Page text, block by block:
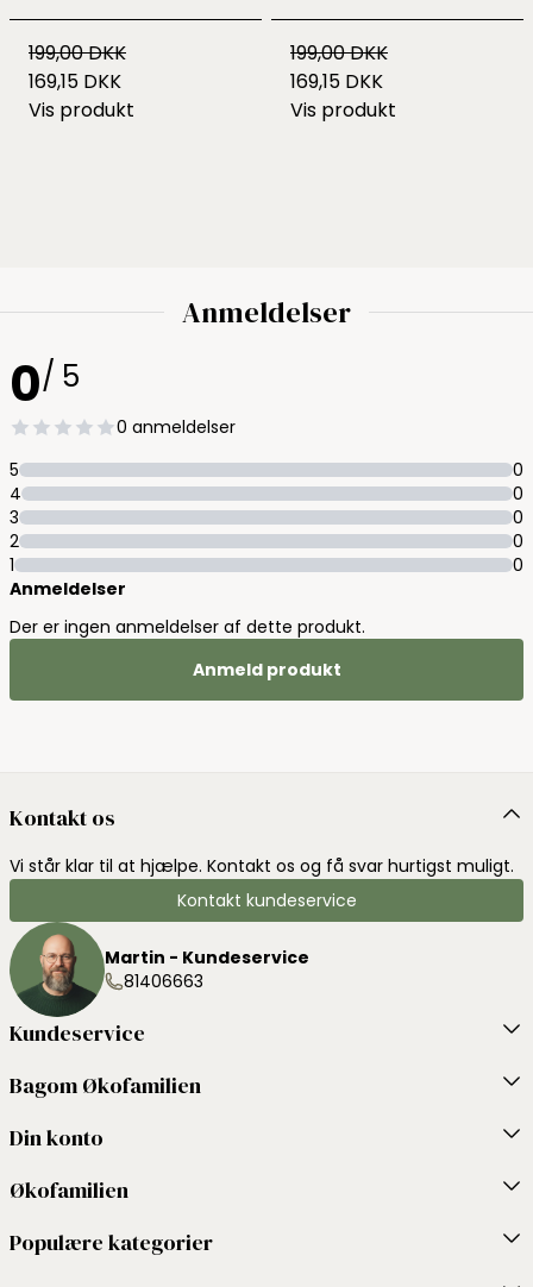
199,00 DKK
169,15 DKK
Vis produkt
199,00 DKK
169,15 DKK
Vis produkt
Anmeldelser
0/ 5
0 anmeldelser
5
0
4
0
3
0
2
0
1
0
Anmeldelser
Der er ingen anmeldelser af dette produkt.
Anmeld produkt
Kontakt os
Vi står klar til at hjælpe. Kontakt os og få svar hurtigst muligt.
Kontakt kundeservice
Martin - Kundeservice
81406663
Kundeservice
Bagom Økofamilien
Din konto
Økofamilien
Populære kategorier